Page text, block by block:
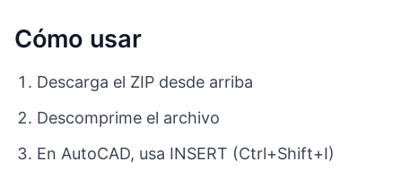
Cómo usar
Descarga el ZIP desde arriba
Descomprime el archivo
En AutoCAD, usa INSERT (Ctrl+Shift+I)